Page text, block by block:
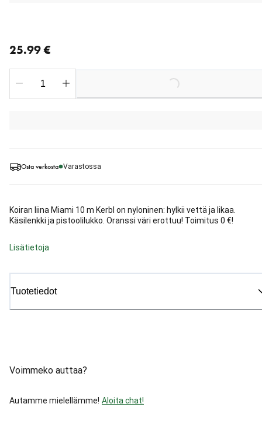
Osta verkosta Varastossa
Koiran liina Miami 10 m Kerbl on nyloninen: hylkii vettä ja likaa.
Käsilenkki ja pistoolilukko. Oranssi väri erottuu! Toimitus 0 €!
Lisätietoja
Tuotetiedot
Voimmeko auttaa?
Autamme mielellämme! Aloita chat!
25.99 €
Loading...